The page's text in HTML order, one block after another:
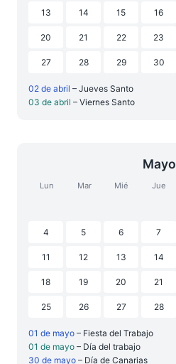
13 14 15 16
20 21 22 23
27 28 29 30
02 de abril – Jueves Santo
03 de abril – Viernes Santo
Mayo
Lun Mar Mié Jue
4 5 6 7
11 12 13 14
18 19 20 21
25 26 27 28
01 de mayo – Fiesta del Trabajo
01 de mayo – Día del trabajo
30 de mayo – Día de Canarias